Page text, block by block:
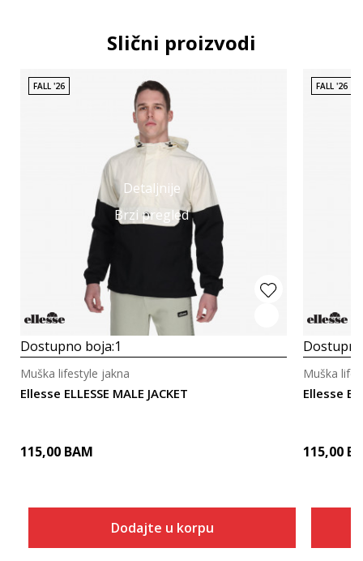
Slični proizvodi
Detaljnije
Brzi pregled
FALL '26
Dostupno boja:1
Ellesse ELLESSE MALE JACKET
Muška lifestyle jakna
115,00 BAM
Dodajte u korpu
FALL '26
Ellesse
Muška
115,00